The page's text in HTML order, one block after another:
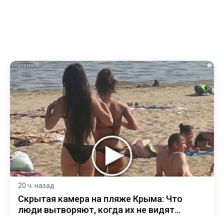
i
20 ч. назад
Скрытая камера на пляже Крыма: Что
люди вытворяют, когда их не видят...